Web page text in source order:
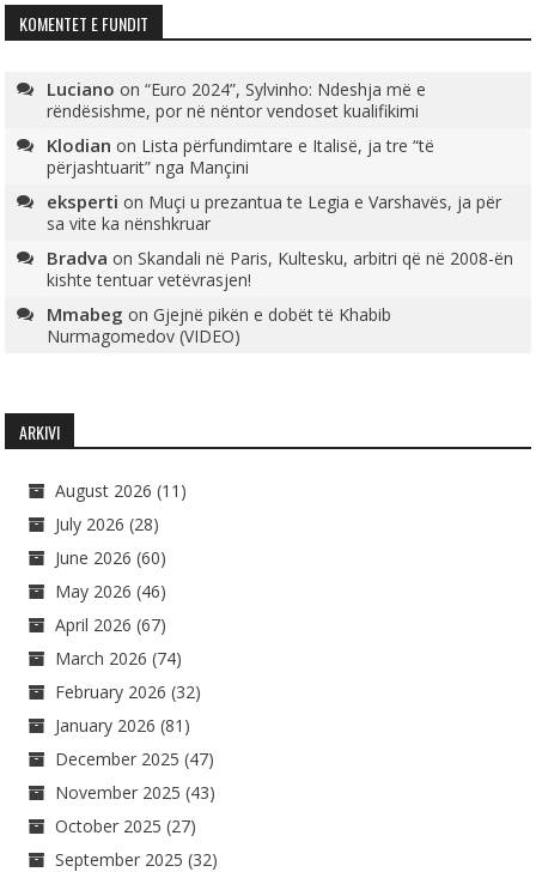
KOMENTET E FUNDIT
Luciano on“Euro 2024”, Sylvinho: Ndeshja më e
rëndësishme, por në nëntor vendoset kualifikimi
Klodian on Lista përfundimtare e Italisë, ja tre “të
përjashtuarit” nga Mançini
eksperti on Muçi u prezantua te Legia e Varshavës, ja për
sa vite ka nënshkruar
Bradva onSkandali në Paris, Kultesku, arbitri që në 2008-ën
kishte tentuar vetëvrasjen!
Mmabeg onGjejnë pikën e dobët të Khabib
Nurmagomedov (VIDEO)
ARKIVI
August 2026 (11)
July 2026 (28)
June 2026 (60)
May 2026 (46)
April 2026 (67)
March 2026 (74)
February 2026 (32)
January 2026 (81)
December 2025 (47)
November 2025 (43)
October 2025 (27)
September 2025 (32)